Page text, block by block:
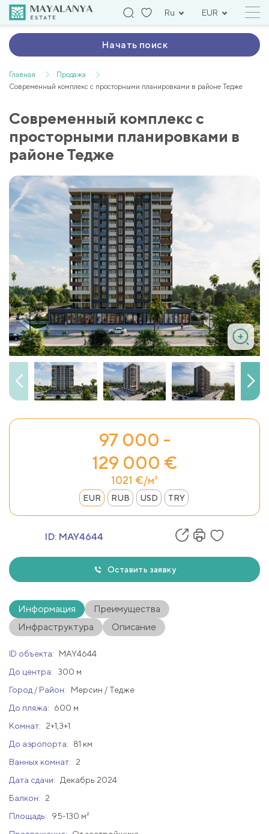
Ru EUR
Начать поиск
Главная
Продажа
Современный комплекс с просторными планировками в районе Тедже
Современный комплекс с
просторными планировками в
районе Тедже
97 000 -
129 000 €
1021 €/м²
EUR RUB USD TRY
ID: MAY4644
Оставить заявку
Информация
Преимущества
Инфраструктура
Описание
ID объекта:
MAY4644
До центра:
300 м
Город / Район:
Мерсин / Тедже
До пляжа:
600 м
Комнат:
2+1,3+1
До аэропорта:
81 км
Ванных комнат:
2
Дата сдачи:
Декабрь 2024
Балкон:
2
Площадь:
95-130 м²